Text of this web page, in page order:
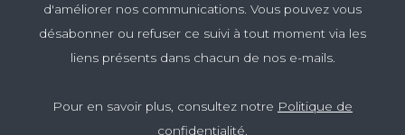
d'améliorer nos communications. Vous pouvez vous
désabonner ou refuser ce suivi à tout moment via les
liens présents dans chacun de nos e-mails.
Pour en savoir plus, consultez notre Politique de
confidentialité.